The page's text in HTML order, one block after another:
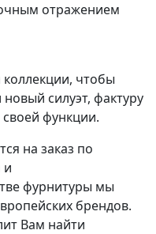
отражением
чтобы
силуэт, фактуру
функции.
на заказ по
и
фурнитуры мы
брендов.
Вам найти